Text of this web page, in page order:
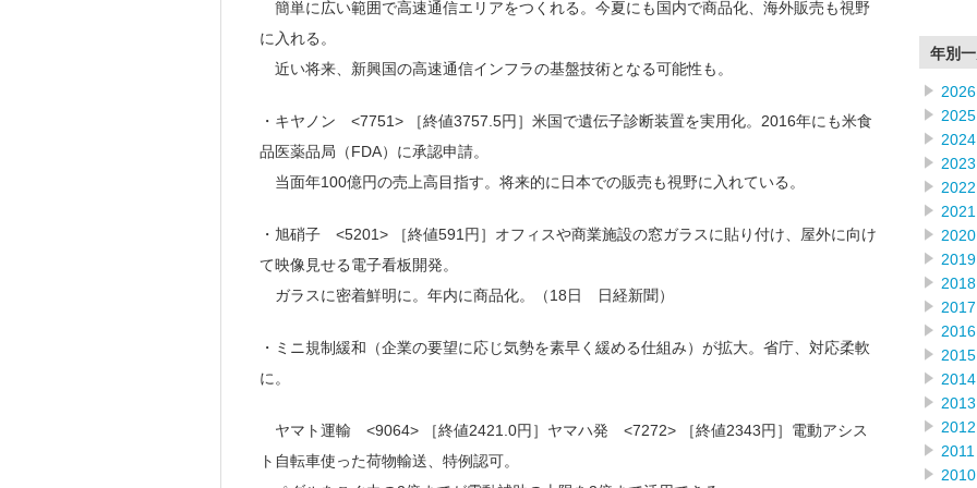
簡単に広い範囲で高速通信エリアをつくれる。今夏にも国内で商品化、海外販売も視野
に入れる。
近い将来、新興国の高速通信インフラの基盤技術となる可能性も。
・キヤノン <7751> ［終値3757.5円］米国で遺伝子診断装置を実用化。2016年にも米食
品医薬品局（FDA）に承認申請。
当面年100億円の売上高目指す。将来的に日本での販売も視野に入れている。
・旭硝子 <5201> ［終値591円］オフィスや商業施設の窓ガラスに貼り付け、屋外に向け
て映像見せる電子看板開発。
ガラスに密着鮮明に。年内に商品化。（18日 日経新聞）
・ミニ規制緩和（企業の要望に応じ気勢を素早く緩める仕組み）が拡大。省庁、対応柔軟
に。
ヤマト運輸 <9064> ［終値2421.0円］ヤマハ発 <7272> ［終値2343円］電動アシス
ト自転車使った荷物輸送、特例認可。
年別
2026
2025
2024
2023
2022
2021
2020
2019
2018
2017
2016
2015
2014
2013
2012
2011
2010